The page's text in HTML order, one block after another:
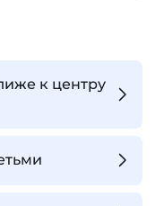
к центру